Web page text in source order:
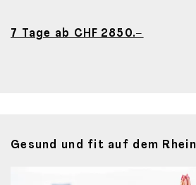
7 Tage ab CHF 2850.–
Gesund und fit auf dem Rhein